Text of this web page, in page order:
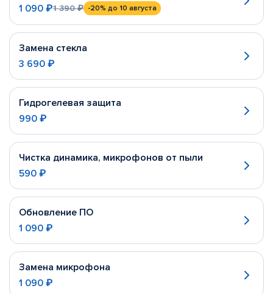
1 090 ₽1 390 ₽ -20% до 10 августа
Замена стекла
3 690 ₽
Гидрогелевая защита
990 ₽
Чистка динамика, микрофонов от пыли
590 ₽
Обновление ПО
1 090 ₽
Замена микрофона
1 090 ₽